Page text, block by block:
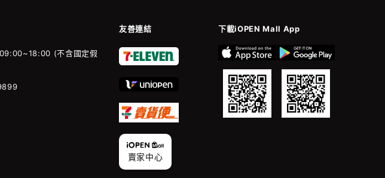
友善連結 下載iOPEN Mall App
(不含國定假
賣家中心